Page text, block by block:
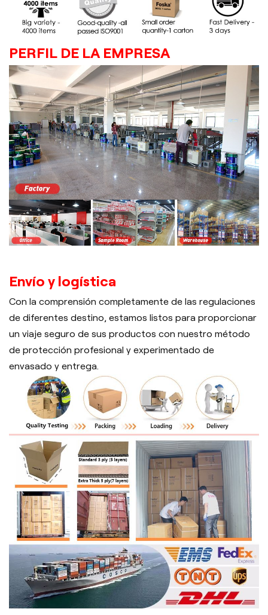
PERFIL DE LA EMPRESA
Envío y logística
Con la comprensión completamente de las regulaciones
de diferentes destino, estamos listos para proporcionar
un viaje seguro de sus productos con nuestro método
de protección profesional y experimentado de
envasado y entrega.